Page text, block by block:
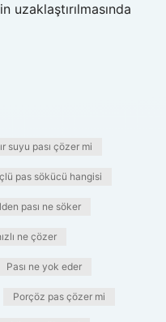
suyu pası çözer mi
pas sökücü hangisi
pası ne söker
ne çözer
Pası ne yok eder
Porçöz pas çözer mi